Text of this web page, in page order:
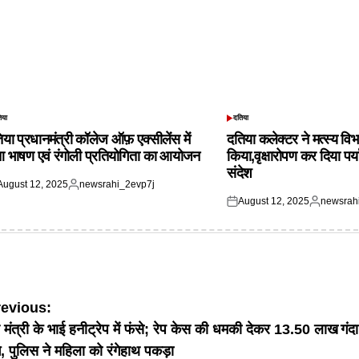
प्रधानमंत्री कॉलेज ऑफ़ एक्सीलेंस में
एवं रंगोली प्रतियोगिता का आयोजन
12, 2025
Posted
newsrahi_2evp7j
POSTED
दतिया
दतिया कलेक्टर ने मत्स्य
किया,वृक्षारोपण कर दिया
संदेश
Posted
August 12, 2025
Posted
मंत्री के भाई हनीट्रेप में फंसे; रेप केस की धमकी देकर 13.50 लाख
पुलिस ने महिला को रंगेहाथ पकड़ा